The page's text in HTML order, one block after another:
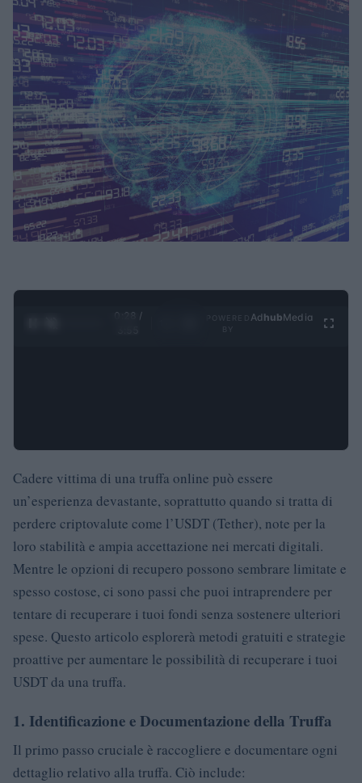
0:29 /
Ad hubMedia
Cadere vittima di una truffa online può essere
un’esperienza devastante, soprattutto quando si tratta di
perdere criptovalute come l’USDT (Tether), note per la
loro stabilità e ampia accettazione nei mercati digitali.
Mentre le opzioni di recupero possono sembrare limitate e
spesso costose, ci sono passi che puoi intraprendere per
tentare di recuperare i tuoi fondi senza sostenere ulteriori
spese. Questo articolo esplorerà metodi gratuiti e strategie
proattive per aumentare le possibilità di recuperare i tuoi
USDT da una truffa.
1. Identificazione e Documentazione della Truffa
Il primo passo cruciale è raccogliere e documentare ogni
dettaglio relativo alla truffa. Ciò include: